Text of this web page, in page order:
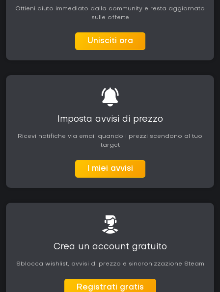
Ottieni aiuto immediato dalla community e resta aggiornato
sulle offerte
Unisciti ora
Imposta avvisi di prezzo
Ricevi notifiche via email quando i prezzi scendono al tuo
target
I miei avvisi
Crea un account gratuito
Sblocca wishlist, avvisi di prezzo e sincronizzazione Steam
Registrati gratis